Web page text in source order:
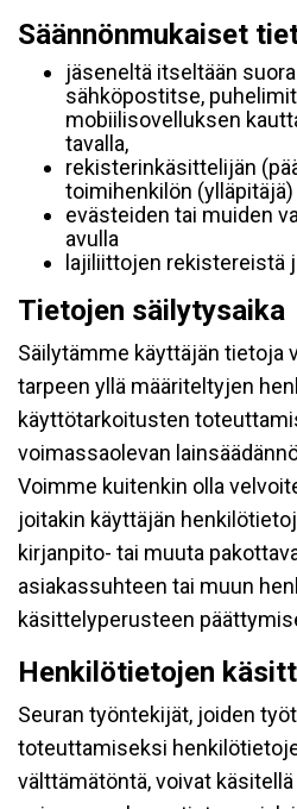
Säännönmukaiset
jäseneltä itseltään
sähköpostitse,
mobiilisovelluksen
tavalla,
rekisterinkäsittelijän
toimihenkilön
evästeiden tai muiden
avulla
lajiliittojen rekistereistä
Tietojen säilytysaika
Säilytämme käyttäjän tietoja
tarpeen yllä määriteltyjen
käyttötarkoitusten
voimassaolevan
Voimme kuitenkin olla
joitakin käyttäjän
kirjanpito- tai muuta
asiakassuhteen tai muun
käsittelyperusteen
Henkilötietojen
Seuran työntekijät, joiden
toteuttamiseksi
välttämätöntä, voivat